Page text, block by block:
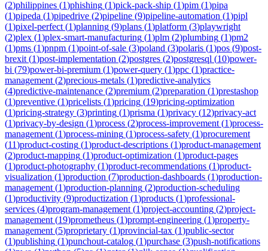
(2)philippines (1)phishing (1)pick-pack-ship (1)pim (1)pipa
(1)pipeda (1)pipedrive (2)pipeline (9)pipeline-automation (1)pipl
(1)pixel-perfect (1)planning (9)plans (1)platform (3)playwright
(2)plex (1)plex-smart-manufacturing (1)plm (2)plumbing (1)pm2
(1)pms (1)pnpm (1)point-of-sale (3)poland (3)polaris (1)pos (9)post-
brexit (1)post-implementation (2)postgres (2)postgresql (10)power-
bi (79)power-bi-premium (1)power-query (1)ppc (1)practice-
management (2)precious-metals (1)predictive-analytics
(4)predictive-maintenance (2)premium (2)preparation (1)prestashop
(1)preventive (1)pricelists (1)pricing (19)pricing-optimization
(1)pricing-strategy (3)printing (1)prisma (1)privacy (12)privacy-act
(1)privacy-by-design (1)process (2)process-improvement (1)process-
management (1)process-mining (1)process-safety (1)procurement
(11)product-costing (1)product-descriptions (1)product-management
(2)product-mapping (1)product-optimization (1)product-pages
(1)product-photography (1)product-recommendations (1)product-
visualization (1)production (7)production-dashboards (1)production-
management (1)production-planning (2)production-scheduling
(1)productivity (9)productization (1)products (1)professional-
services (4)program-management (1)project-accounting (2)project-
management (19)prometheus (1)prompt-engineering (1)property-
management (5)proprietary (1)provincial-tax (1)public-sector
(1)publishing (1)punchout-catalog (1)purchase (3)push-notifications